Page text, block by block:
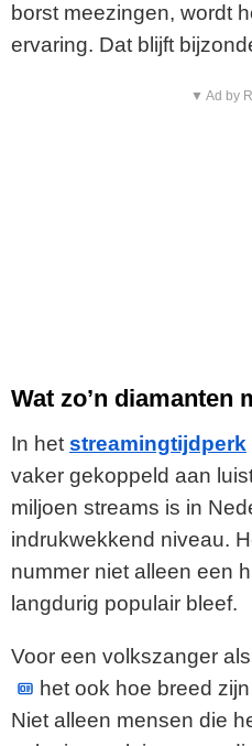
borst meezingen, wordt
ervaring. Dat blijft
▼ Ad by
Wat zo’n diamanten
In het streamingtijdperk
vaker gekoppeld aan
miljoen streams is in
indrukwekkend niveau.
nummer niet alleen een
langdurig populair bleef.
Voor een volkszanger
het ook hoe breed
Niet alleen mensen die